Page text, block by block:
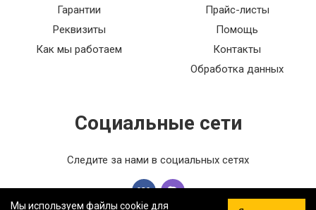
Гарантии
Реквизиты
Как мы работаем
Прайс-листы
Помощь
Контакты
Обработка данных
Социальные сети
Следите за нами в социальных сетях
Мы используем файлы cookie для